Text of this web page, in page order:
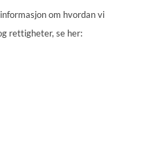
om hvordan vi
rettigheter, se her: